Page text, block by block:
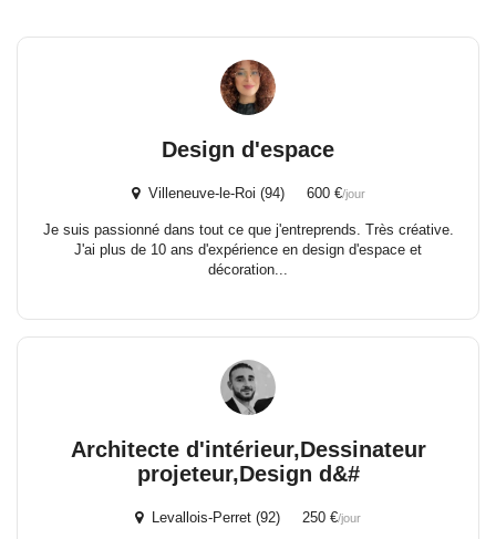
Design d'espace
Villeneuve-le-Roi (94) 600 €/jour
Je suis passionné dans tout ce que j'entreprends. Très créative.
J'ai plus de 10 ans d'expérience en design d'espace et
décoration...
Architecte d'intérieur,Dessinateur
projeteur,Design d&#
Levallois-Perret (92) 250 €/jour